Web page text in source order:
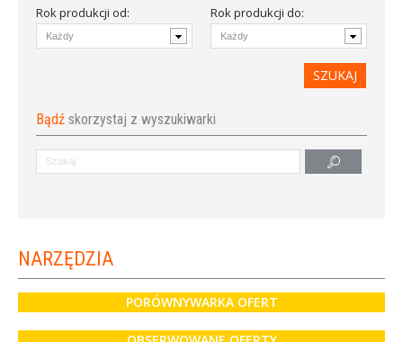
Rok produkcji od: Rok produkcji do:
Bądź skorzystaj z wyszukiwarki
NARZĘDZIA
PORÓWNYWARKA OFERT